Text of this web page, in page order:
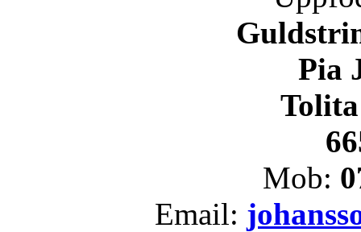
Pia
Mob:
Email: